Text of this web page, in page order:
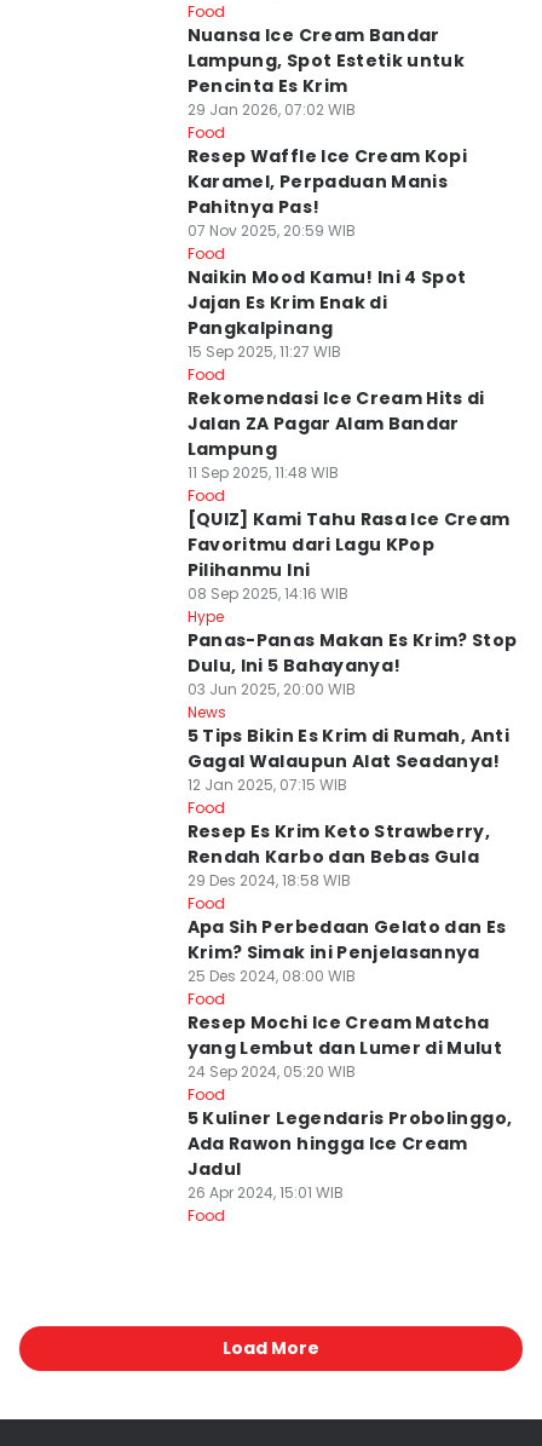
Food
Nuansa Ice Cream Bandar
Lampung, Spot Estetik untuk
Pencinta Es Krim
29 Jan 2026, 07:02 WIB
Food
Resep Waffle Ice Cream Kopi
Karamel, Perpaduan Manis
Pahitnya Pas!
07 Nov 2025, 20:59 WIB
Food
Naikin Mood Kamu! Ini 4 Spot
Jajan Es Krim Enak di
Pangkalpinang
15 Sep 2025, 11:27 WIB
Food
Rekomendasi Ice Cream Hits di
Jalan ZA Pagar Alam Bandar
Lampung
11 Sep 2025, 11:48 WIB
Food
[QUIZ] Kami Tahu Rasa Ice Cream
Favoritmu dari Lagu KPop
Pilihanmu Ini
08 Sep 2025, 14:16 WIB
Hype
Panas-Panas Makan Es Krim? Stop
Dulu, Ini 5 Bahayanya!
03 Jun 2025, 20:00 WIB
News
5 Tips Bikin Es Krim di Rumah, Anti
Gagal Walaupun Alat Seadanya!
12 Jan 2025, 07:15 WIB
Food
Resep Es Krim Keto Strawberry,
Rendah Karbo dan Bebas Gula
29 Des 2024, 18:58 WIB
Food
Apa Sih Perbedaan Gelato dan Es
Krim? Simak ini Penjelasannya
25 Des 2024, 08:00 WIB
Food
Resep Mochi Ice Cream Matcha
yang Lembut dan Lumer di Mulut
24 Sep 2024, 05:20 WIB
Food
5 Kuliner Legendaris Probolinggo,
Ada Rawon hingga Ice Cream
Jadul
26 Apr 2024, 15:01 WIB
Food
Load More